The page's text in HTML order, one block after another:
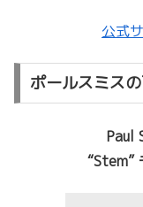
公式
ポールスミス
Paul
“Stem”